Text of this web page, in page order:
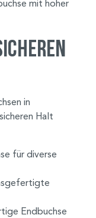
mit hoher
in
Halt
für diverse
Endbuchse